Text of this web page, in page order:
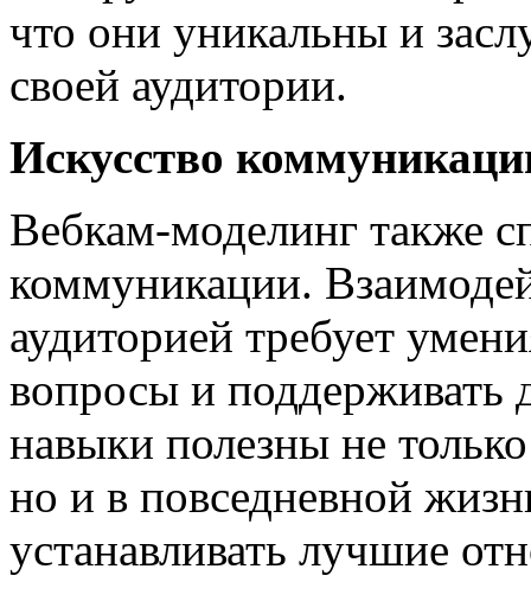
что они уникальны и
своей аудитории.
Искусство
Вебкам-моделинг также
коммуникации.
аудиторией требует
вопросы и
навыки полезны не
но и в повседневной
устанавливать лучшие